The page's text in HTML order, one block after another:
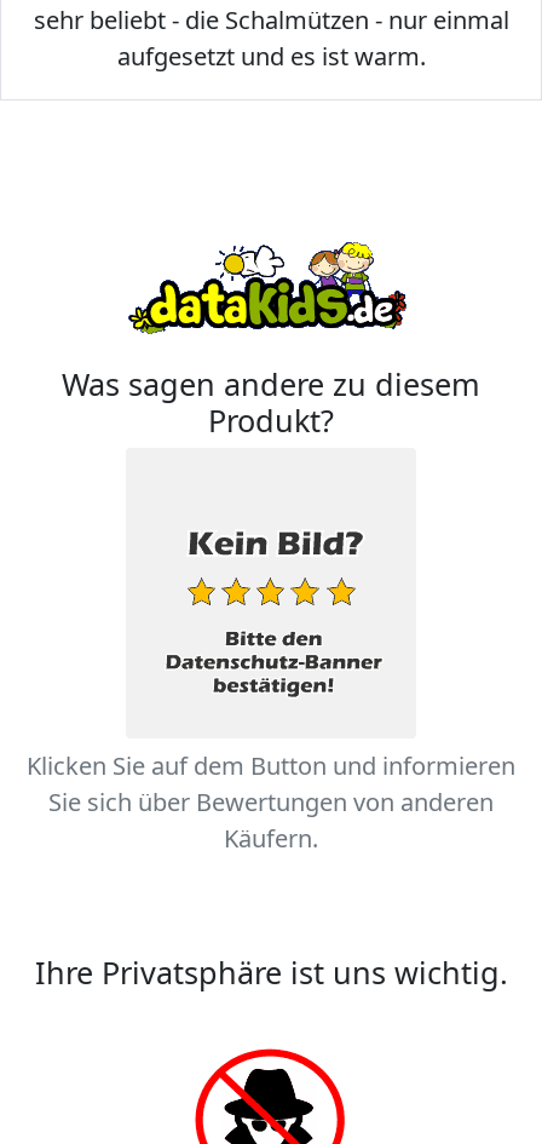
sehr beliebt - die Schalmützen - nur einmal
aufgesetzt und es ist warm.
Was sagen andere zu diesem
Produkt?
Klicken Sie auf dem Button und informieren
Sie sich über Bewertungen von anderen
Käufern.
Ihre Privatsphäre ist uns wichtig.